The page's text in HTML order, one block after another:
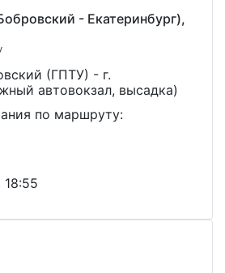
- Екатеринбург),
(ГПТУ) - г.
автовокзал, высадка)
по маршруту:
18:55